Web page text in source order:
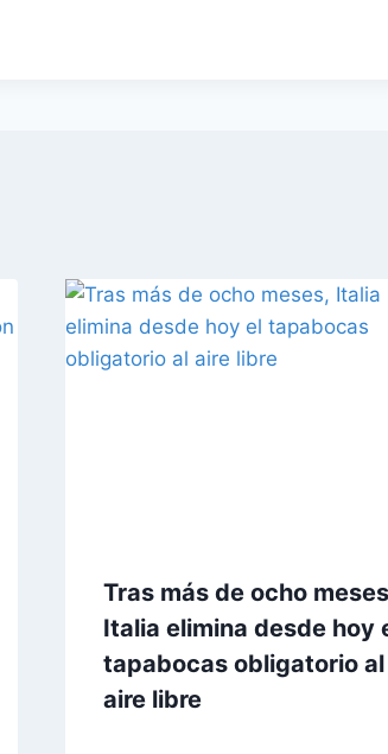
Tras más de ocho
Italia elimina desde hoy
tapabocas obligatorio al
aire libre